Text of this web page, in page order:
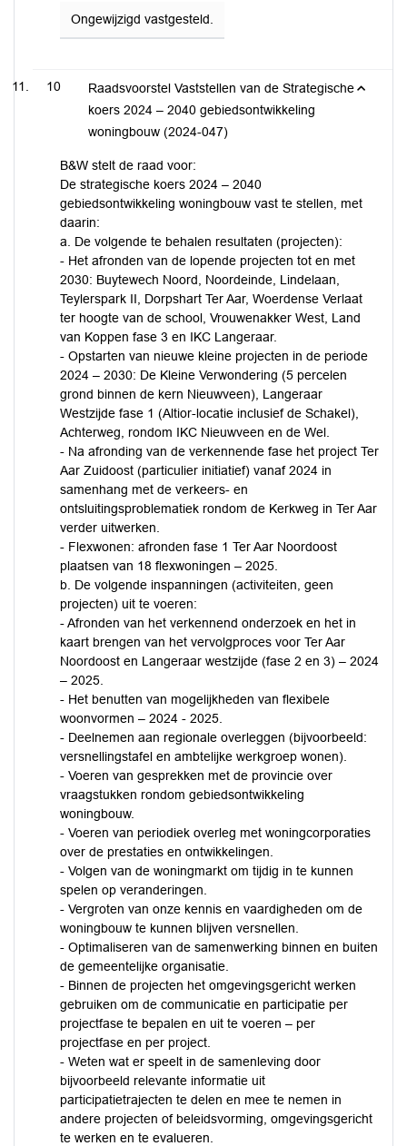
Ongewijzigd vastgesteld.
10
Raadsvoorstel Vaststellen van de Strategische
koers 2024 – 2040 gebiedsontwikkeling
woningbouw (2024-047)
B&W stelt de raad voor:
De strategische koers 2024 – 2040
gebiedsontwikkeling woningbouw vast te stellen, met
daarin:
a. De volgende te behalen resultaten (projecten):
- Het afronden van de lopende projecten tot en met
2030: Buytewech Noord, Noordeinde, Lindelaan,
Teylerspark II, Dorpshart Ter Aar, Woerdense Verlaat
ter hoogte van de school, Vrouwenakker West, Land
van Koppen fase 3 en IKC Langeraar.
- Opstarten van nieuwe kleine projecten in de periode
2024 – 2030: De Kleine Verwondering (5 percelen
grond binnen de kern Nieuwveen), Langeraar
Westzijde fase 1 (Altior-locatie inclusief de Schakel),
Achterweg, rondom IKC Nieuwveen en de Wel.
- Na afronding van de verkennende fase het project Ter
Aar Zuidoost (particulier initiatief) vanaf 2024 in
samenhang met de verkeers- en
ontsluitingsproblematiek rondom de Kerkweg in Ter Aar
verder uitwerken.
- Flexwonen: afronden fase 1 Ter Aar Noordoost
plaatsen van 18 flexwoningen – 2025.
b. De volgende inspanningen (activiteiten, geen
projecten) uit te voeren:
- Afronden van het verkennend onderzoek en het in
kaart brengen van het vervolgproces voor Ter Aar
Noordoost en Langeraar westzijde (fase 2 en 3) – 2024
– 2025.
- Het benutten van mogelijkheden van flexibele
woonvormen – 2024 - 2025.
- Deelnemen aan regionale overleggen (bijvoorbeeld:
versnellingstafel en ambtelijke werkgroep wonen).
- Voeren van gesprekken met de provincie over
vraagstukken rondom gebiedsontwikkeling
woningbouw.
- Voeren van periodiek overleg met woningcorporaties
over de prestaties en ontwikkelingen.
- Volgen van de woningmarkt om tijdig in te kunnen
spelen op veranderingen.
- Vergroten van onze kennis en vaardigheden om de
woningbouw te kunnen blijven versnellen.
- Optimaliseren van de samenwerking binnen en buiten
de gemeentelijke organisatie.
- Binnen de projecten het omgevingsgericht werken
gebruiken om de communicatie en participatie per
projectfase te bepalen en uit te voeren – per
projectfase en per project.
- Weten wat er speelt in de samenleving door
bijvoorbeeld relevante informatie uit
participatietrajecten te delen en mee te nemen in
andere projecten of beleidsvorming, omgevingsgericht
te werken en te evalueren.